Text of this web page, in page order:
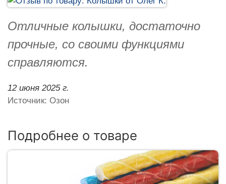
Отличные колышки, достаточно
прочные, со своими функциями
справляются.
12 июня 2025 г.
Источник: Озон
Подробнее о товаре